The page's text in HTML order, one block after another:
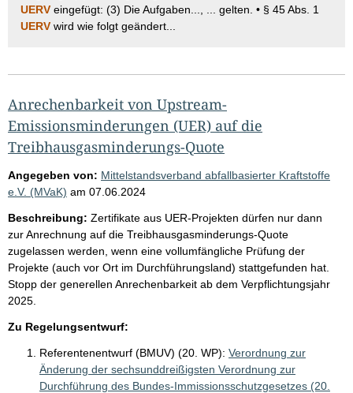
UERV eingefügt: (3) Die Aufgaben..., ... gelten. • § 45 Abs. 1
UERV wird wie folgt geändert...
Anrechenbarkeit von Upstream-
Emissionsminderungen (UER) auf die
Treibhausgasminderungs-Quote
Angegeben von: Mittelstandsverband abfallbasierter Kraftstoffe
e.V. (MVaK) am 07.06.2024
Beschreibung: Zertifikate aus UER-Projekten dürfen nur dann
zur Anrechnung auf die Treibhausgasminderungs-Quote
zugelassen werden, wenn eine vollumfängliche Prüfung der
Projekte (auch vor Ort im Durchführungsland) stattgefunden hat.
Stopp der generellen Anrechenbarkeit ab dem Verpflichtungsjahr
2025.
Zu Regelungsentwurf:
Referentenentwurf (BMUV) (20. WP): Verordnung zur
Änderung der sechsunddreißigsten Verordnung zur
Durchführung des Bundes-Immissionsschutzgesetzes (20.